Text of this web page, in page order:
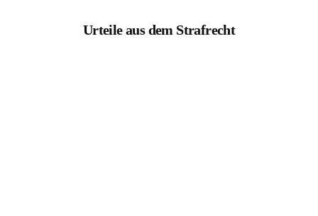
Urteile aus dem Strafrecht